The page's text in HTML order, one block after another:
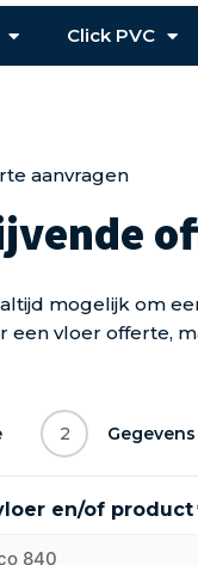
Click PVC
aanvragen
altijd mogelijk om
een vloer offerte,
2 Gegevens
en/of product